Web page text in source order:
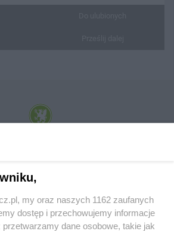
Sp. z o.o. Internetowy Serwis Informacyjny Miasta
my oraz naszych 1162 zaufanych
dostęp i przechowujemy informacje
przetwarzamy dane osobowe, takie jak